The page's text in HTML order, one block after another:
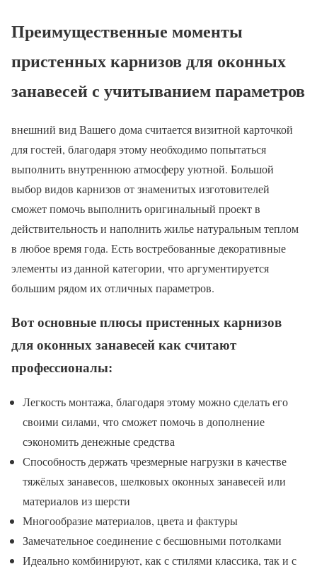
Преимущественные моменты
пристенных карнизов для оконных
занавесей с учитыванием параметров
внешний вид Вашего дома считается визитной карточкой
для гостей, благодаря этому необходимо попытаться
выполнить внутреннюю атмосферу уютной. Большой
выбор видов карнизов от знаменитых изготовителей
сможет помочь выполнить оригинальный проект в
действительность и наполнить жилье натуральным теплом
в любое время года. Есть востребованные декоративные
элементы из данной категории, что аргументируется
большим рядом их отличных параметров.
Вот основные плюсы пристенных карнизов
для оконных занавесей как считают
профессионалы:
Легкость монтажа, благодаря этому можно сделать его
своими силами, что сможет помочь в дополнение
сэкономить денежные средства
Способность держать чрезмерные нагрузки в качестве
тяжёлых занавесов, шелковых оконных занавесей или
материалов из шерсти
Многообразие материалов, цвета и фактуры
Замечательное соединение с бесшовными потолками
Идеально комбинируют, как с стилями классика, так и с